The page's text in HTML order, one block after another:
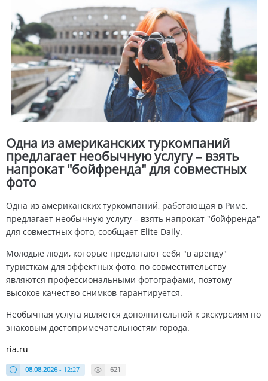
Одна из американских туркомпаний
предлагает необычную услугу – взять
напрокат "бойфренда" для совместных
фото
Одна из американских туркомпаний, работающая в Риме,
предлагает необычную услугу – взять напрокат "бойфренда"
для совместных фото, сообщает Elite Daily.
Молодые люди, которые предлагают себя "в аренду"
туристкам для эффектных фото, по совместительству
являются профессиональными фотографами, поэтому
высокое качество снимков гарантируется.
Необычная услуга является дополнительной к экскурсиям по
знаковым достопримечательностям города.
ria.ru
08.08.2026- 12:27 621